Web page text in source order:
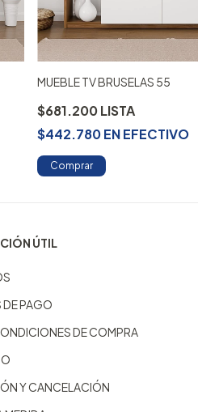
MUEBLE TV BRUSELAS 55
$681.200
$442.780ENEFECTIVO
Comprar
ÚTIL
PAGO
DE COMPRA
Y CANCELACIÓN